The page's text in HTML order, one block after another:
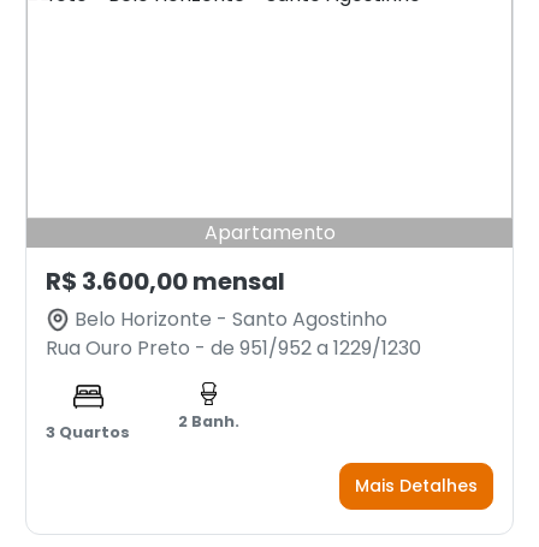
Apartamento
R$ 3.600,00 mensal
Belo Horizonte - Santo Agostinho
Rua Ouro Preto - de 951/952 a 1229/1230
3 Quartos
2 Banh.
Mais Detalhes